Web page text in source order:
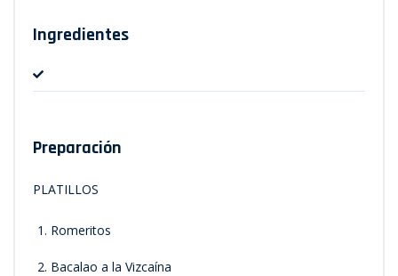
Ingredientes
Preparación
PLATILLOS
Romeritos
Bacalao a la Vizcaína